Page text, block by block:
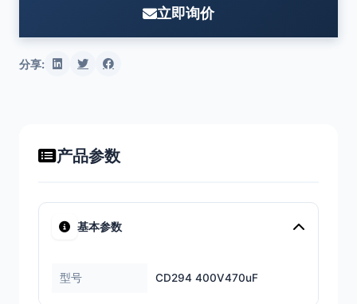
立即询价
分享:
产品参数
基本参数
型号 CD294 400V470uF